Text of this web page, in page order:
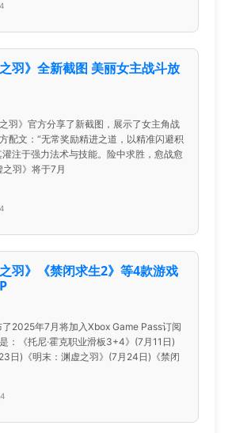
羽》全新截图 美丽女主战斗放
羽》官方分享了新截图，展示了女主角战
配文：“无常奖励精进之道，以精准闪避积
灌注于强力法术与技能。险中求胜，愈战愈
之羽》将于7月
羽》《禁闭求生2》等4款游戏
2025年7月将加入Xbox Game Pass订阅
：《托尼·霍克职业滑板3+4》(7月11日)
日)《明末：渊虚之羽》(7月24日)《禁闭